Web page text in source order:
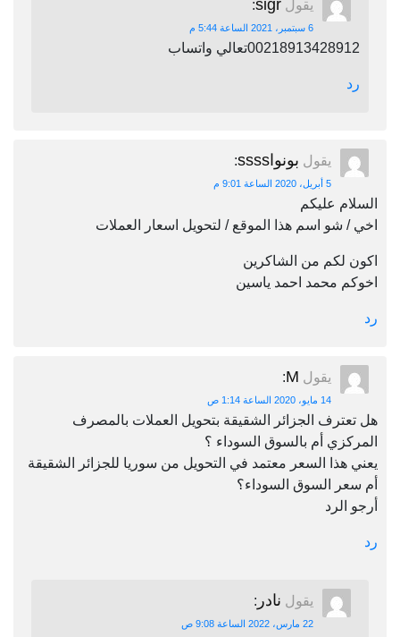
يقول sigr
:
6 سبتمبر، 2021 الساعة 5:44 م
00218913428912تعالي واتساب
رد
يقول بونواssss :
5 أبريل، 2020 الساعة 9:01 م
السلام عليكم
اخي / شو اسم هذا الموقع / لتحويل اسعار العملات
اكون لكم من الشاكرين
اخوكم محمد احمد ياسين
رد
يقول M
:
14 مايو، 2020 الساعة 1:14 ص
هل تعترف الجزائر الشقيقة بتحويل العملات بالمصرف
المركزي أم بالسوق السوداء ؟
يعني هذا السعر معتمد في التحويل من سوريا للجزائر الشقيقة
أم سعر السوق السوداء؟
أرجو الرد
رد
يقول نادر :
22 مارس، 2022 الساعة 9:08 ص